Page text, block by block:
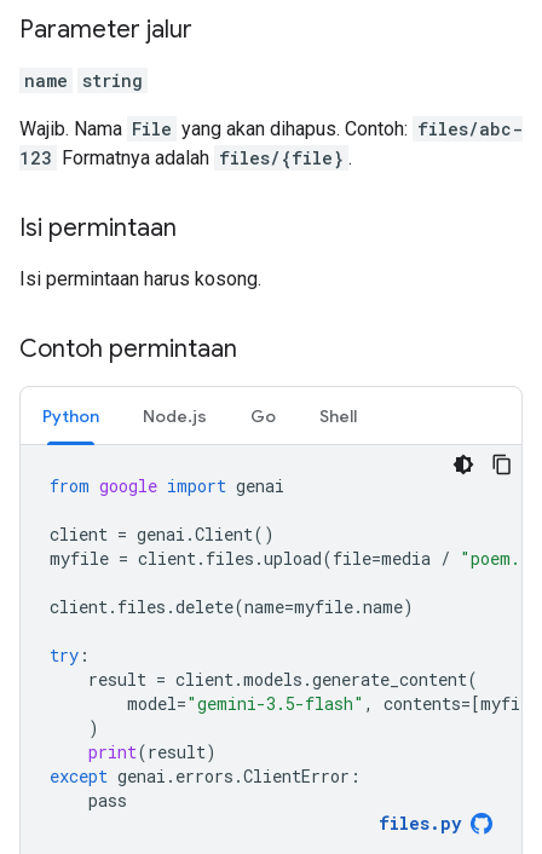
Parameter jalur
name string
Wajib. Nama File yang akan dihapus. Contoh: files/abc-
123 Formatnya adalah files/{file} .
Isi permintaan
Isi permintaan harus kosong.
Contoh permintaan
Python Node.js Go Shell
from google import genai
client = genai .Client()
myfile = client. files .upload(file=media /
client. files .delete(name=myfile.name)
try :
result = client.models .generate_content(
model="gemini-3.5-flash" , contents=[myfile
)
print(result)
except genai . errors .ClientError :
pass
files. py